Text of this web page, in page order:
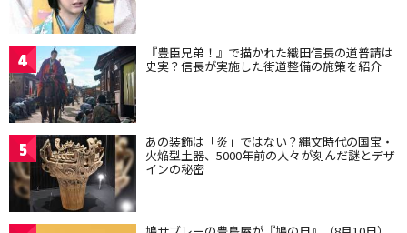
4 『豊臣兄弟！』で描かれた織田信長の道普請は
史実？信長が実施した街道整備の施策を紹介
5 あの装飾は「炎」ではない？縄文時代の国宝・
火焔型土器、5000年前の人々が刻んだ謎とデザ
インの秘密